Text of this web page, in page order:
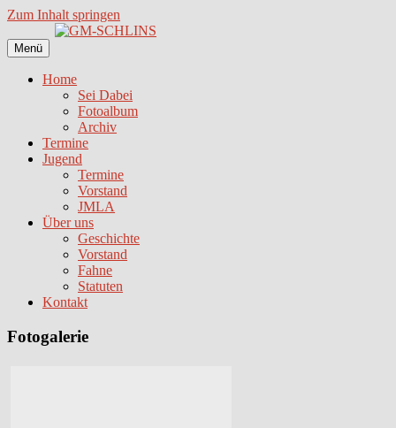
Zum Inhalt springen
Menü
Home
Sei Dabei
Fotoalbum
Archiv
Termine
Jugend
Termine
Vorstand
JMLA
Über uns
Geschichte
Vorstand
Fahne
Statuten
Kontakt
Fotogalerie